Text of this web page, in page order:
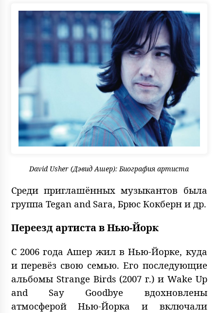
David Usher (Дэвид Ашер): Биография артиста
Среди приглашённых музыкантов была
группа Tegan and Sara, Брюс Кокберн и др.
Переезд артиста в Нью-Йорк
С 2006 года Ашер жил в Нью-Йорке, куда
и перевёз свою семью. Его последующие
альбомы Strange Birds (2007 г.) и Wake Up
and Say Goodbye вдохновлены
атмосферой Нью-Йорка и включали